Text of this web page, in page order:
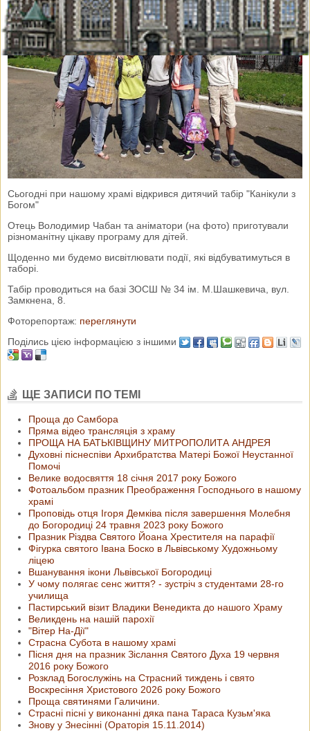
Сьогодні при нашому храмі відкрився дитячий табір "Канікули з
Богом"
Отець Володимир Чабан та аніматори (на фото) приготували
різноманітну цікаву програму для дітей.
Щоденно ми будемо висвітлювати події, які відбуватимуться в
таборі.
Табір проводиться на базі ЗОСШ № 34 ім. М.Шашкевича, вул.
Замкнена, 8.
Фоторепортаж: переглянути
Поділись цією інформацією з іншими
ЩЕ ЗАПИСИ ПО ТЕМІ
Проща до Самбора
Пряма відео трансляція з храму
ПРОЩА НА БАТЬКІВЩИНУ МИТРОПОЛИТА АНДРЕЯ
Духовні піснеспіви Архибратства Матері Божої Неустанної
Помочі
Велике водосвяття 18 січня 2017 року Божого
Фотоальбом празник Преображення Господнього в нашому
храмі
Проповідь отця Ігоря Демківа після завершення Молебня
до Богородиці 24 травня 2023 року Божого
Празник Різдва Святого Йоана Хрестителя на парафії
Фігурка святого Івана Боско в Львівському Художньому
ліцею
Вшанування ікони Львівської Богородиці
У чому полягає сенс життя? - зустріч з студентами 28-го
училища
Пастирський візит Владики Венедикта до нашого Храму
Великдень на нашій парохії
"Вітер На-Дії"
Страсна Субота в нашому храмі
Пісня дня на празник Зіслання Святого Духа 19 червня
2016 року Божого
Розклад Богослужінь на Страсний тиждень і свято
Воскресіння Христового 2026 року Божого
Проща святинями Галичини.
Страсні пісні у виконанні дяка пана Тараса Кузьм'яка
Знову у Знесінні (Ораторія 15.11.2014)